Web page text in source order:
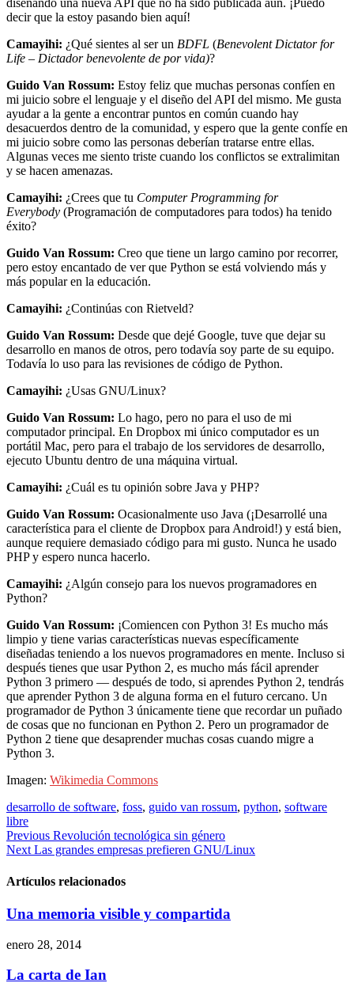
diseñando una nueva API que no ha sido publicada aún. ¡Puedo
decir que la estoy pasando bien aquí!
Camayihi: ¿Qué sientes al ser un BDFL (Benevolent Dictator for
Life – Dictador benevolente de por vida)?
Guido Van Rossum: Estoy feliz que muchas personas confíen en
mi juicio sobre el lenguaje y el diseño del API del mismo. Me gusta
ayudar a la gente a encontrar puntos en común cuando hay
desacuerdos dentro de la comunidad, y espero que la gente confíe en
mi juicio sobre como las personas deberían tratarse entre ellas.
Algunas veces me siento triste cuando los conflictos se extralimitan
y se hacen amenazas.
Camayihi: ¿Crees que tu Computer Programming for
Everybody (Programación de computadores para todos) ha tenido
éxito?
Guido Van Rossum: Creo que tiene un largo camino por recorrer,
pero estoy encantado de ver que Python se está volviendo más y
más popular en la educación.
Camayihi: ¿Continúas con Rietveld?
Guido Van Rossum: Desde que dejé Google, tuve que dejar su
desarrollo en manos de otros, pero todavía soy parte de su equipo.
Todavía lo uso para las revisiones de código de Python.
Camayihi: ¿Usas GNU/Linux?
Guido Van Rossum: Lo hago, pero no para el uso de mi
computador principal. En Dropbox mi único computador es un
portátil Mac, pero para el trabajo de los servidores de desarrollo,
ejecuto Ubuntu dentro de una máquina virtual.
Camayihi: ¿Cuál es tu opinión sobre Java y PHP?
Guido Van Rossum: Ocasionalmente uso Java (¡Desarrollé una
característica para el cliente de Dropbox para Android!) y está bien,
aunque requiere demasiado código para mi gusto. Nunca he usado
PHP y espero nunca hacerlo.
Camayihi: ¿Algún consejo para los nuevos programadores en
Python?
Guido Van Rossum: ¡Comiencen con Python 3! Es mucho más
limpio y tiene varias características nuevas específicamente
diseñadas teniendo a los nuevos programadores en mente. Incluso si
después tienes que usar Python 2, es mucho más fácil aprender
Python 3 primero — después de todo, si aprendes Python 2, tendrás
que aprender Python 3 de alguna forma en el futuro cercano. Un
programador de Python 3 únicamente tiene que recordar un puñado
de cosas que no funcionan en Python 2. Pero un programador de
Python 2 tiene que desaprender muchas cosas cuando migre a
Python 3.
Imagen: Wikimedia Commons
desarrollo de software, foss, guido van rossum, python, software
libre
Navegación
de
entradas
Previous Revolución tecnológica sin género
Next Las grandes empresas prefieren GNU/Linux
Artículos relacionados
Una memoria visible y compartida
enero 28, 2014
La carta de Ian